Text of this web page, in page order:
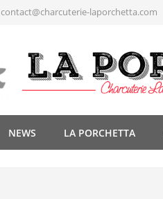
contact@charcuterie-laporchetta.com
NEWS LA PORCHETTA